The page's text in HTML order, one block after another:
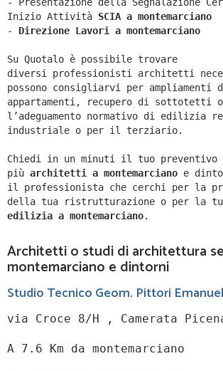
- Presentazione della Segnalazione
Inizio Attività SCIA a montemarciano
- Direzione Lavori a montemarciano
Su Quotalo è possibile trovare
diversi professionisti architetti
possono consigliarvi per ampliamenti
appartamenti, recupero di sottotetti
l’adeguamento normativo di edilizia
industriale o per il terziario.
Chiedi in un minuti il tuo preventivo
più architetti a montemarciano e
il professionista che cerchi per la
della tua ristrutturazione o per la
edilizia a montemarciano.
Architetti o studi di architettura
montemarciano e dintorni
Studio Tecnico Geom. Pittori
via Croce 8/H , Camerata
A 7.6 Km da montemarciano